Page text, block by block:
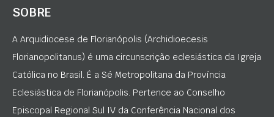
SOBRE
A Arquidiocese de Florianópolis (Archidioecesis
Florianopolitanus) é uma circunscrição eclesiástica da Igreja
Católica no Brasil. É a Sé Metropolitana da Província
Eclesiástica de Florianópolis. Pertence ao Conselho
Episcopal Regional Sul IV da Conferência Nacional dos